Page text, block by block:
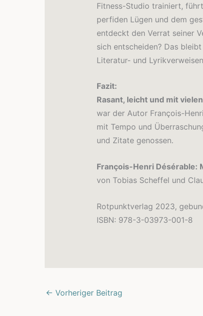
Fitness-Studio trainiert,
perfiden Lügen und dem
entdeckt den Verrat seiner
sich entscheiden? Das
Literatur- und
Fazit:
Rasant, leicht und mit
war der Autor François-
mit Tempo und
und Zitate genossen.
François-Henri Désérable:
von Tobias Scheffel und
Rotpunktverlag 2023,
ISBN: 978-3-03973-001-8
← Vorheriger Beitrag